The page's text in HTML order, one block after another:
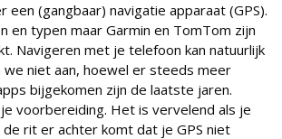
een (gangbaar) navigatie apparaat (GPS).
en typen maar Garmin en TomTom zijn
Navigeren met je telefoon kan natuurlijk
we niet aan, hoewel er steeds meer
bijgekomen zijn de laatste jaren.
voorbereiding. Het is vervelend als je
rit er achter komt dat je GPS niet